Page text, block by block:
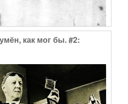
как мог бы. #2: